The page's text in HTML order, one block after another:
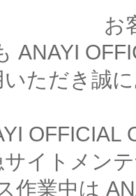
お
ANAYI
いただき誠
OFFICIAL
サイトメン
作業中は